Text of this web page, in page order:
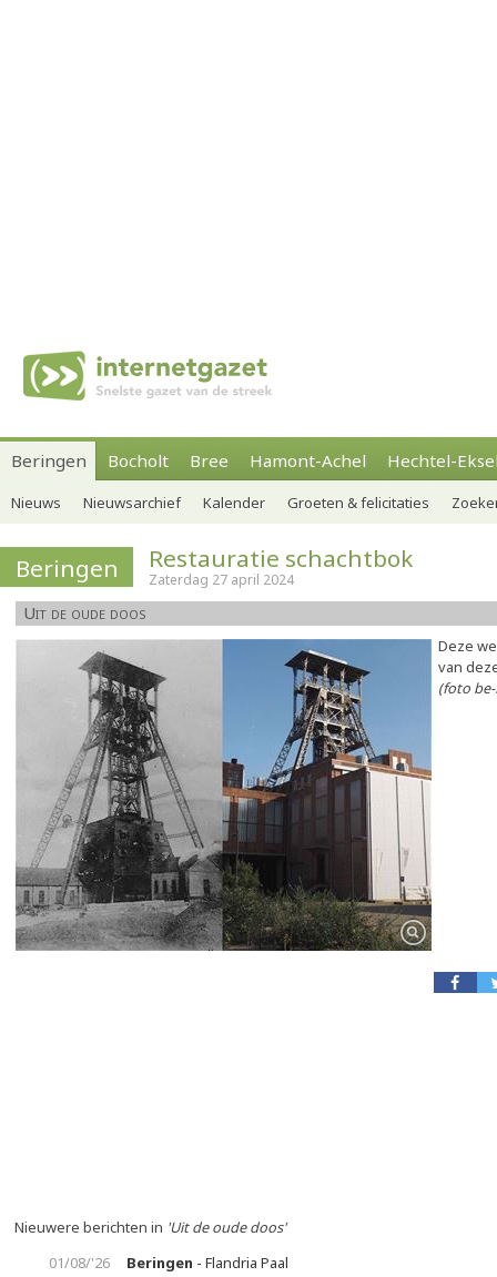
Beringen Bocholt Bree Hamont-Achel Hechtel-
Nieuws Nieuwsarchief Kalender Groeten & felicitaties
Beringen Restauratie schachtbok
Zaterdag 27 april 2024
Uit de oude doos
Deze
van
(foto
Nieuwere berichten in 'Uit de oude doos'
01/08/'26
Beringen - Flandria Paal